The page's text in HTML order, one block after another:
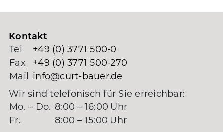
Kontakt
Tel
+49 (0) 3771 500-0
Fax
+49 (0) 3771 500-270
Mail
info@curt-bauer.de
Wir sind telefonisch für Sie erreichbar:
Mo. – Do. 8:00 – 16:00 Uhr
Fr.
8:00 – 15:00 Uhr